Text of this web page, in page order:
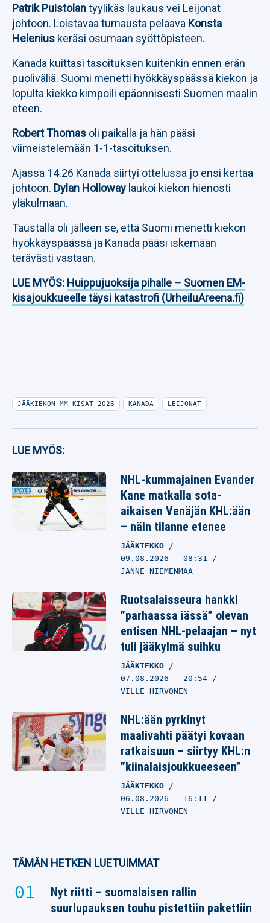
Patrik Puistolantyylikäs laukaus vei Leijonat
johtoon. Loistavaa turnausta pelaava Konsta
Helenius keräsi osumaan syöttöpisteen.
Kanada kuittasi tasoituksen kuitenkin ennen erän
puoliväliä. Suomi menetti hyökkäyspäässä kiekon ja
lopulta kiekko kimpoili epäonnisesti Suomen maalin
eteen.
Robert Thomas oli paikalla ja hän pääsi
viimeistelemään 1-1-tasoituksen.
Ajassa 14.26 Kanada siirtyi ottelussa jo ensi kertaa
johtoon. Dylan Holloway laukoi kiekon hienosti
yläkulmaan.
Taustalla oli jälleen se, että Suomi menetti kiekon
hyökkäyspäässä ja Kanada pääsi iskemään
terävästi vastaan.
LUE MYÖS: Huippujuoksija pihalle – Suomen EM-
kisajoukkueelle täysi katastrofi (UrheiluAreena.fi)
JÄÄKIEKON MM-KISAT 2026 KANADA LEIJONAT
LUE MYÖS:
NHL-kummajainen Evander
Kane matkalla sota-
aikaisen Venäjän KHL:ään
– näin tilanne etenee
JÄÄKIEKKO
09.08.2026 - 08:31
JANNE NIEMENMAA
Ruotsalaisseura hankki
”parhaassa iässä” olevan
entisen NHL-pelaajan – nyt
tuli jääkylmä suihku
JÄÄKIEKKO
07.08.2026 - 20:54
VILLE HIRVONEN
NHL:ään pyrkinyt
maalivahti päätyi kovaan
ratkaisuun – siirtyy KHL:n
”kiinalaisjoukkueeseen”
JÄÄKIEKKO
06.08.2026 - 16:11
VILLE HIRVONEN
TÄMÄN HETKEN LUETUIMMAT
Nyt riitti – suomalaisen rallin
suurlupauksen touhu pistettiin pakettiin